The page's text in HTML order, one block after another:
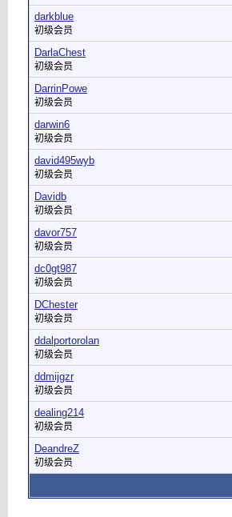
darkblue
初级会员
DarlaChest
初级会员
DarrinPowe
初级会员
darwin6
初级会员
david495wyb
初级会员
Davidb
初级会员
davor757
初级会员
dc0gt987
初级会员
DChester
初级会员
ddalportorolan
初级会员
ddmijgzr
初级会员
dealing214
初级会员
DeandreZ
初级会员